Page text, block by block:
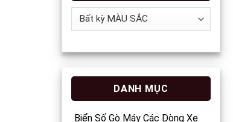
DANH MỤC
Biển Số Gò Máy Các Dòng Xe